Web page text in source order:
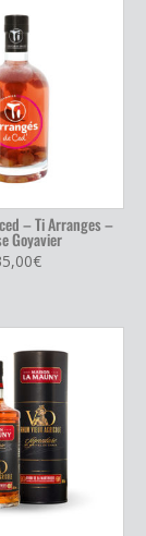
– Ti Arranges –
Goyavier
€